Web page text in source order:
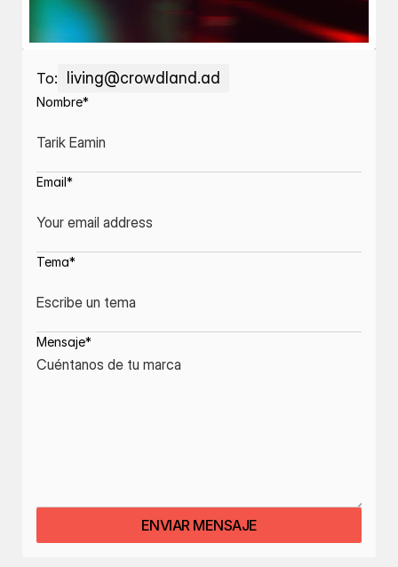
To: living@crowdland.ad
Nombre*
Email*
Tema*
Mensaje*
ENVIAR MENSAJE